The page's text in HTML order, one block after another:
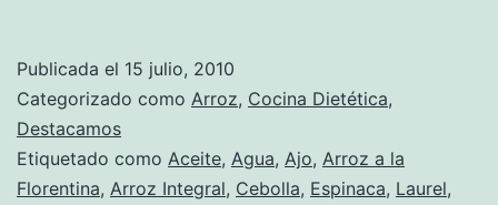
Florentina
Publicada el 15 julio, 2010
Categorizado como Arroz, Cocina Dietética,
Destacamos
Etiquetado como Aceite, Agua, Ajo, Arroz a la
Florentina, Arroz Integral, Cebolla, Espinaca, Laurel,